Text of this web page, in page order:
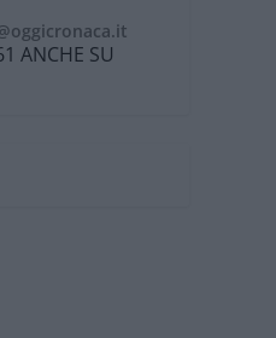
ANCHE SU